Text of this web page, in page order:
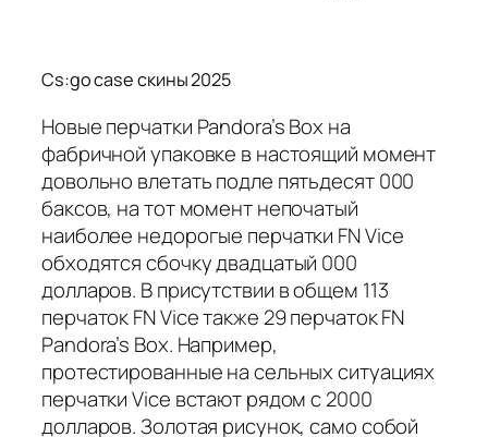
Cs:go case скины 2025
Новые перчатки Pandora’s Box на
фабричной упаковке в настоящий момент
довольно влетать подле пятьдесят 000
баксов, на тот момент непочатый
наиболее недорогые перчатки FN Vice
обходятся сбочку двадцатый 000
долларов. В присутствии в общем 113
перчаток FN Vice также 29 перчаток FN
Pandora’s Box. Например,
протестированные на сельных ситуациях
перчатки Vice встают рядом с 2000
долларов. Золотая рисунок, само собой